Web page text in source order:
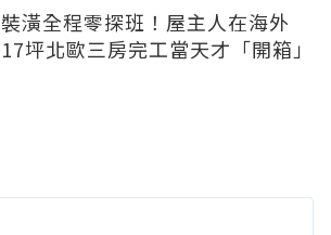
裝潢全程零探班！屋主人在海外
17坪北歐三房完工當天才「開箱」